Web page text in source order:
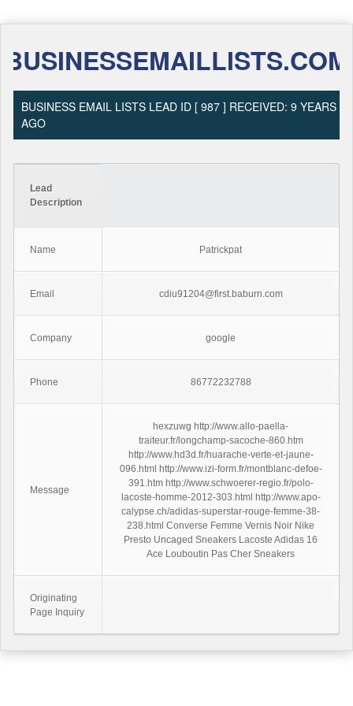
BUSINESSEMAILLISTS.COM
BUSINESS EMAIL LISTS LEAD ID [ 987 ] RECEIVED: 9 YEARS
AGO
Lead
Description
Name Patrickpat
Email cdiu91204@first.baburn.com
Company google
Phone 86772232788
Message
hexzuwg http://www.allo-paella-
traiteur.fr/longchamp-sacoche-860.htm
http://www.hd3d.fr/huarache-verte-et-jaune-
096.html http://www.izi-form.fr/montblanc-defoe-
391.htm http://www.schwoerer-regio.fr/polo-
lacoste-homme-2012-303.html http://www.apo-
calypse.ch/adidas-superstar-rouge-femme-38-
238.html Converse Femme Vernis Noir Nike
Presto Uncaged Sneakers Lacoste Adidas 16
Ace Louboutin Pas Cher Sneakers
Originating
Page Inquiry